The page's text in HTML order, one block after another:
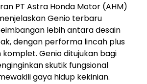
PT Astra Honda Motor (AHM)
Genio terbaru
lebih antara desain
dengan performa lincah plus
Genio ditujukan bagi
skutik fungsional
gaya hidup kekinian.